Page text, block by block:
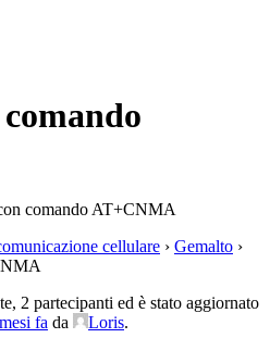
comando AT+CNMA
cellulare › Gemalto ›
2 partecipanti ed è stato aggiornato
fa da Loris.